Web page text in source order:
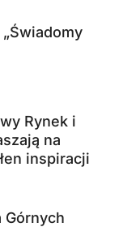
Rynek i
na
inspiracji
Górnych